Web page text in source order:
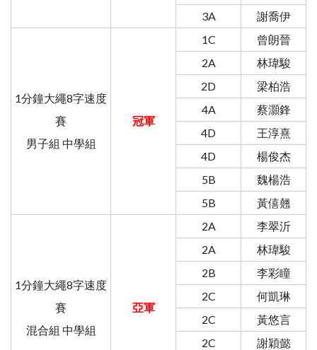
3A
謝喬伊
1分鐘大繩8字速度
賽
男子組 中學組
冠軍
1C
曾朗晉
2A
林瑋駿
2D
梁柏浩
4A
蔡灝鋒
4D
王淳熹
4D
楊俊杰
5B
魏楊浩
5B
黃僖翹
1分鐘大繩8字速度
賽
混合組 中學組
亞軍
2A
李翠沂
2A
林瑋駿
2B
李彩瞳
2C
何凱琳
2C
黃悠言
2C
謝穎懿